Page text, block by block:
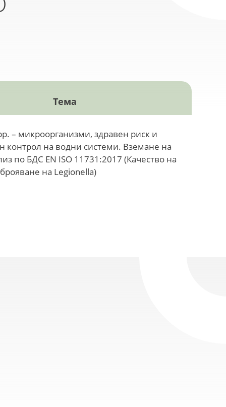
Тема
– микроорганизми, здравен риск и
контрол на водни системи. Вземане на
по БДС EN ISO 11731:2017 (Качество на
на Legionella)